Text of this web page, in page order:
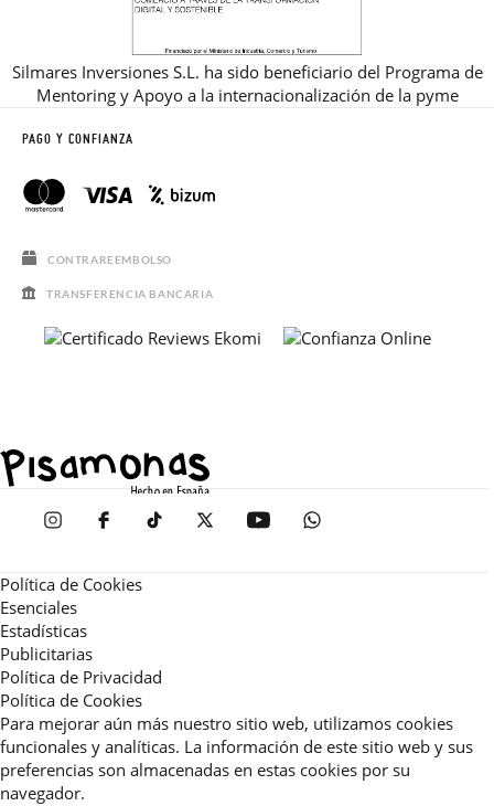
Silmares Inversiones S.L. ha sido beneficiario del Programa de
Mentoring y Apoyo a la internacionalización de la pyme
PAGO Y CONFIANZA
CONTRAREEMBOLSO
TRANSFERENCIA BANCARIA
Política de Cookies
Esenciales
Estadísticas
Publicitarias
Política de Privacidad
Política de Cookies
Para mejorar aún más nuestro sitio web, utilizamos cookies
funcionales y analíticas. La información de este sitio web y sus
preferencias son almacenadas en estas cookies por su
navegador.